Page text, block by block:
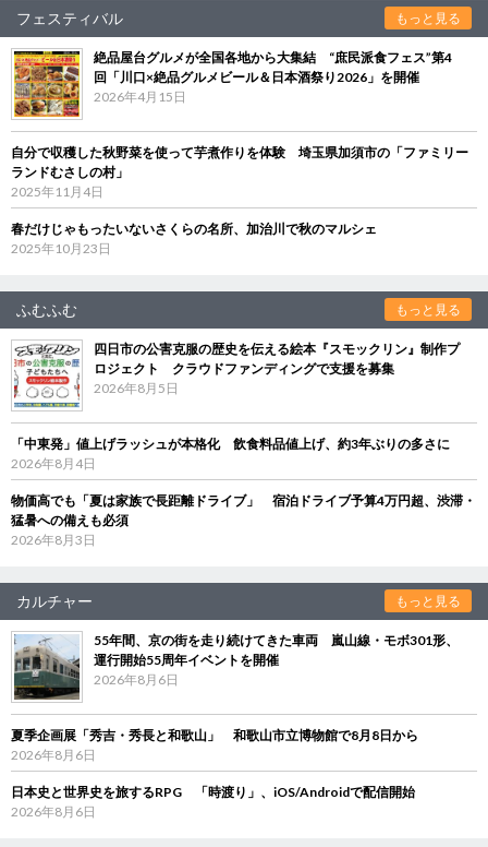
フェスティバル もっと見る
絶品屋台グルメが全国各地から大集結 “庶民派食フェス”第4
回「川口×絶品グルメビール＆日本酒祭り2026」を開催
2026年4月15日
自分で収穫した秋野菜を使って芋煮作りを体験 埼玉県加須市の「ファミリー
ランドむさしの村」
2025年11月4日
春だけじゃもったいないさくらの名所、加治川で秋のマルシェ
2025年10月23日
ふむふむ もっと見る
四日市の公害克服の歴史を伝える絵本『スモックリン』制作プ
ロジェクト クラウドファンディングで支援を募集
2026年8月5日
「中東発」値上げラッシュが本格化 飲食料品値上げ、約3年ぶりの多さに
2026年8月4日
物価高でも「夏は家族で長距離ドライブ」 宿泊ドライブ予算4万円超、渋滞・
猛暑への備えも必須
2026年8月3日
カルチャー もっと見る
55年間、京の街を走り続けてきた車両 嵐山線・モボ301形、
運行開始55周年イベントを開催
2026年8月6日
夏季企画展「秀吉・秀長と和歌山」 和歌山市立博物館で8月8日から
2026年8月6日
日本史と世界史を旅するRPG 「時渡り」、iOS/Androidで配信開始
2026年8月6日